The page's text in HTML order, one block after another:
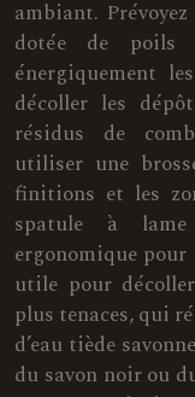
ambiant.
dotée de poils
énergiquement
décoller les
résidus de
utiliser une
finitions et les
spatule à
ergonomique pour
utile pour
plus tenaces, qui
d’eau tiède
du savon noir ou